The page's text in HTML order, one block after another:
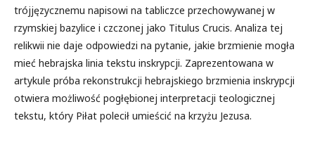
trójjęzycznemu napisowi na tabliczce przechowywanej w
rzymskiej bazylice i czczonej jako Titulus Crucis. Analiza tej
relikwii nie daje odpowiedzi na pytanie, jakie brzmienie mogła
mieć hebrajska linia tekstu inskrypcji. Zaprezentowana w
artykule próba rekonstrukcji hebrajskiego brzmienia inskrypcji
otwiera możliwość pogłębionej interpretacji teologicznej
tekstu, który Piłat polecił umieścić na krzyżu Jezusa.